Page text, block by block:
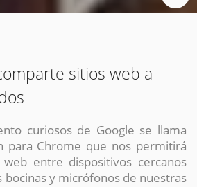
sitios web a
curiosos de Google se llama
para Chrome que nos permitirá
entre dispositivos cercanos
bocinas y micrófonos de nuestras